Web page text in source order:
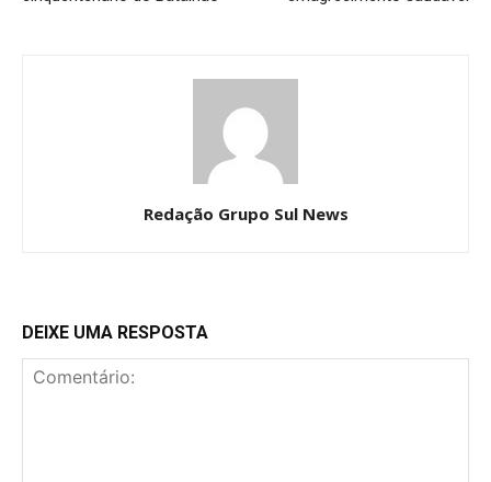
Redação Grupo Sul News
DEIXE UMA RESPOSTA